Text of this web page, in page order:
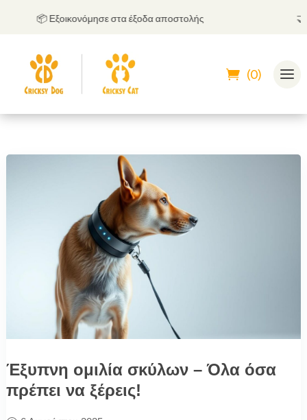
📦 Εξοικονόμησε στα έξοδα αποστολής
(0)
Έξυπνη ομιλία σκύλων – Όλα όσα
πρέπει να ξέρεις!